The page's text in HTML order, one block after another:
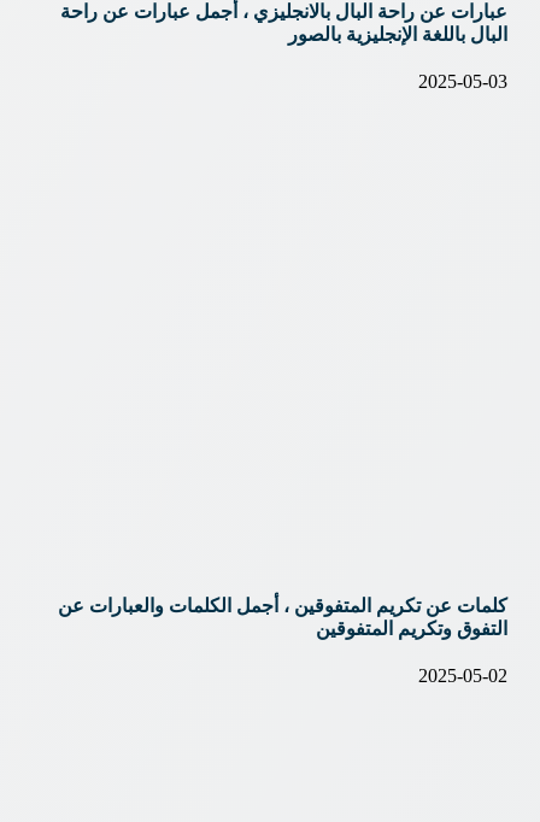
عبارات عن راحة البال بالانجليزي ، أجمل عبارات عن راحة
البال باللغة الإنجليزية بالصور
2025-05-03
كلمات عن تكريم المتفوقين ، أجمل الكلمات والعبارات عن
التفوق وتكريم المتفوقين
2025-05-02